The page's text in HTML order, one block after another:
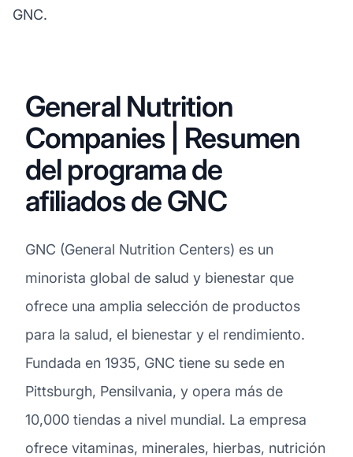
GNC.
General Nutrition
Companies | Resumen
del programa de
afiliados de GNC
GNC (General Nutrition Centers) es un
minorista global de salud y bienestar que
ofrece una amplia selección de productos
para la salud, el bienestar y el rendimiento.
Fundada en 1935, GNC tiene su sede en
Pittsburgh, Pensilvania, y opera más de
10,000 tiendas a nivel mundial. La empresa
ofrece vitaminas, minerales, hierbas, nutrición